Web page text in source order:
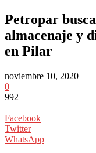
Petropar
almacenaje y
en Pilar
noviembre 10, 2020
0
992
Facebook
Twitter
WhatsApp